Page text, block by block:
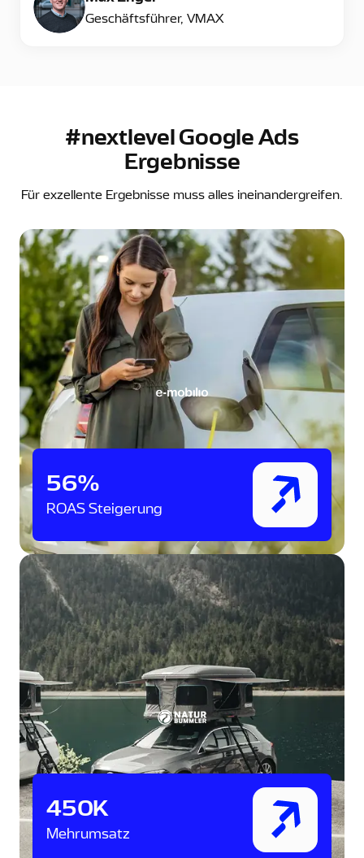
Geschäftsführer, VMAX
#nextlevel Google Ads
Ergebnisse
Für exzellente Ergebnisse muss alles ineinandergreifen.
56%
ROAS Steigerung
450K
Mehrumsatz